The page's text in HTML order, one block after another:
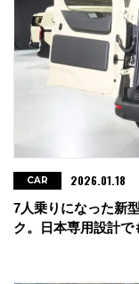
7人乗りになった新
ク。日本専用設計で
CAR 2026.01.18